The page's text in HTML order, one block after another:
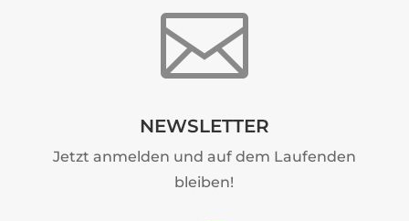

NEWSLETTER
Jetzt anmelden und auf dem Laufenden
bleiben!